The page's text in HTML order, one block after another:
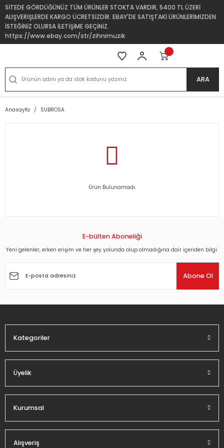
SİTEDE GÖRDÜĞÜNÜZ TÜM ÜRÜNLER STOKTA VARDIR, 5400 TL ÜZERİ
ALIŞVERİŞLERDE KARGO ÜCRETSİZDİR. EBAY'DE SATIŞTAKİ ÜRÜNLERİMİZDEN
İSTEĞİNİZ OLURSA İLETİŞİME GEÇİNİZ.
https://www.ebay.com/str/zihnimuzik
ARA
Anasayfa SUBROSA
Ürün Bulunamadı.
E-bülten Aboneliği
Yeni gelenler, erken erişim ve her şey yolunda olup olmadığına dair içeriden bilgi.
Abone Ol
Kategoriler
Üyelik
Kurumsal
Alışveriş